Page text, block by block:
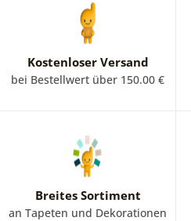
Kostenloser Versand
bei Bestellwert über 150.00 €
Breites Sortiment
an Tapeten und Dekorationen